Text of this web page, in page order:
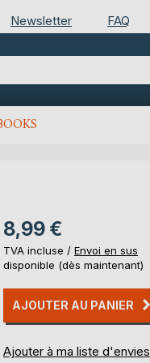
Newsletter FAQ
8,99 €
TVA incluse / Envoi en sus
disponible (dès maintenant)
AJOUTER AU PANIER
Ajouter à ma liste d'envies